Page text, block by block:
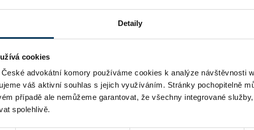
Detaily
cookies
advokátní komory používáme cookies k analýze návštěvnosti
váš aktivní souhlas s jejich využíváním. Stránky pochopitelně
případě ale nemůžeme garantovat, že všechny integrované
spolehlivě.
5b)
NE
ANO
ANO